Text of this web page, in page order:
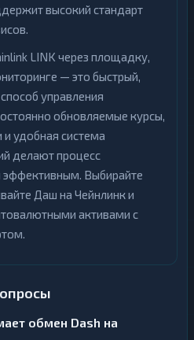
высокий стандарт
LINK через площадку,
— это быстрый,
управления
обновляемые курсы,
удобная система
делают процесс
Выбирайте
Даш на Чейнлинк и
активами с
обмен Dash на